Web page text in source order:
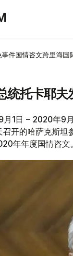
事件国情咨文跨里海国
统托卡耶
1日 – 2020年9
召开的哈萨克斯
年年度国情咨文。